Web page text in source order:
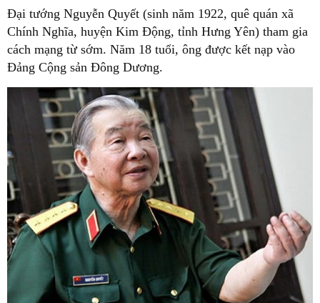
Đại tướng Nguyễn Quyết (sinh năm 1922, quê quán xã
Chính Nghĩa, huyện Kim Động, tỉnh Hưng Yên) tham gia
cách mạng từ sớm. Năm 18 tuổi, ông được kết nạp vào
Đảng Cộng sản Đông Dương.